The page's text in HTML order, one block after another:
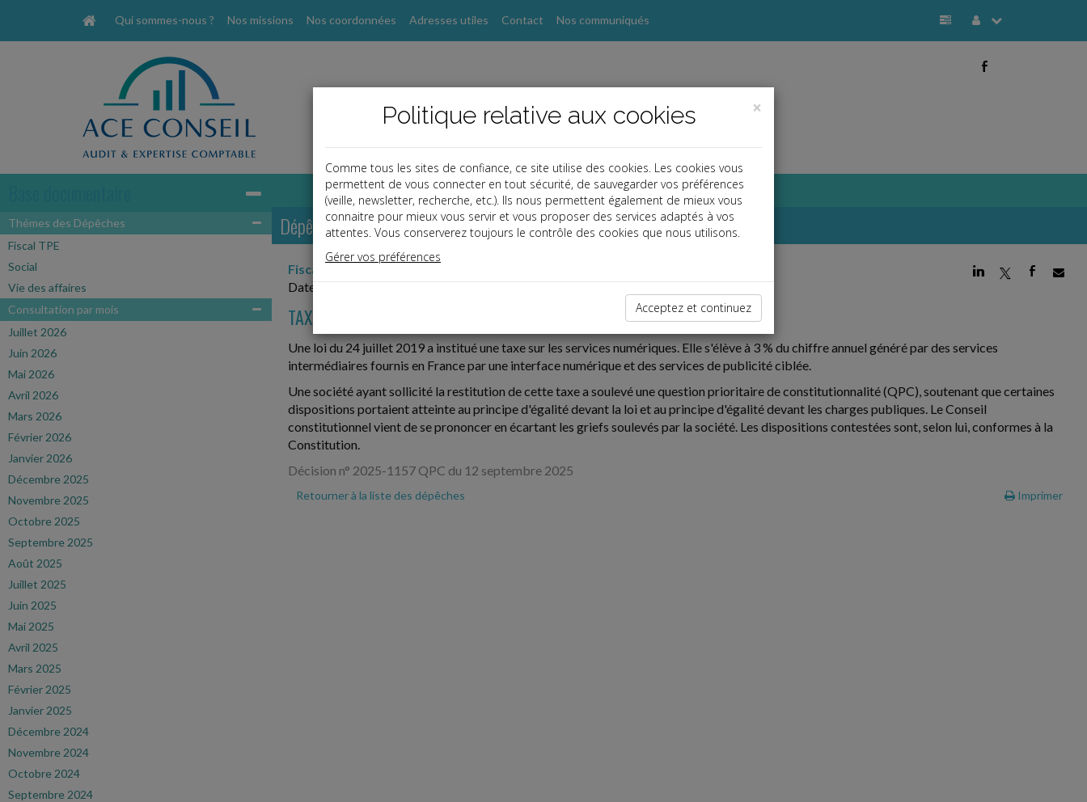
Qui sommes-nous ? Nos missions Nos coordonnées Adresses utiles Contact Nos communiqués
b
Thémes des Dépêches
Fiscal TPE
Social
Vie des affaires
Consultation par mois
Juillet 2026
Juin 2026
Mai 2026
Avril 2026
Mars 2026
Février 2026
Janvier 2026
Décembre 2025
Novembre 2025
Octobre 2025
Septembre 2025
Août 2025
Juillet 2025
Juin 2025
Mai 2025
Avril 2025
Mars 2025
Février 2025
Janvier 2025
Décembre 2024
Novembre 2024
Octobre 2024
Septembre 2024
Dépêches
j a b
Fiscal TPE
Date: 2025-10-03
TAXE SUR LES SERVICES NUMÉRIQUES
Une loi du 24 juillet 2019 a institué une taxe sur les services numériques. Elle s'élève à 3 % du chiffre annuel généré par des services
intermédiaires fournis en France par une interface numérique et des services de publicité ciblée.
Une société ayant sollicité la restitution de cette taxe a soulevé une question prioritaire de constitutionnalité (QPC), soutenant que certaines
dispositions portaient atteinte au principe d'égalité devant la loi et au principe d'égalité devant les charges publiques. Le Conseil
constitutionnel vient de se prononcer en écartant les griefs soulevés par la société. Les dispositions contestées sont, selon lui, conformes à la
Constitution.
Décision n° 2025-1157 QPC du 12 septembre 2025
Retourner à la liste des dépêches Imprimer
×
Politique relative aux cookies
Comme tous les sites de confiance, ce site utilise des cookies. Les cookies vous
permettent de vous connecter en tout sécurité, de sauvegarder vos préférences
(veille, newsletter, recherche, etc.). Ils nous permettent également de mieux vous
connaitre pour mieux vous servir et vous proposer des services adaptés à vos
attentes. Vous conserverez toujours le contrôle des cookies que nous utilisons.
Gérer vos préférences
Acceptez et continuez